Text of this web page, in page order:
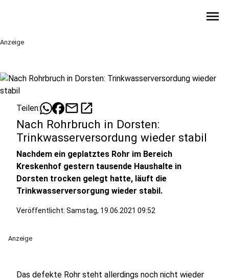
menu
Anzeige
Teilen: mailopen_in_new
Nach Rohrbruch in Dorsten:
Trinkwasserversordung wieder stabil
Nachdem ein geplatztes Rohr im Bereich
Kreskenhof gestern tausende Haushalte in
Dorsten trocken gelegt hatte, läuft die
Trinkwasserversorgung wieder stabil.
Veröffentlicht: Samstag, 19.06.2021 09:52
Anzeige
Das defekte Rohr steht allerdings noch nicht wieder